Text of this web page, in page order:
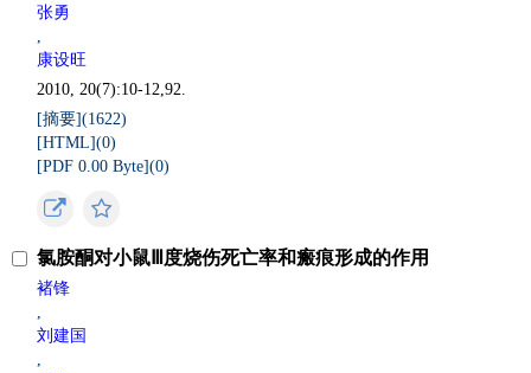
张勇
,
康设旺
2010, 20(7):10-12,92.
[摘要](1622)
[HTML](0)
[PDF 0.00 Byte](0)
氯胺酮对小鼠Ⅲ度烧伤死亡率和瘢痕形成的作用
褚锋
,
刘建国
,